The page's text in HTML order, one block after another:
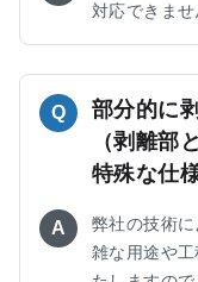
対応できませ
Q
部分的に
（剥離部
特殊な仕
A
弊社の技術
雑な用途や